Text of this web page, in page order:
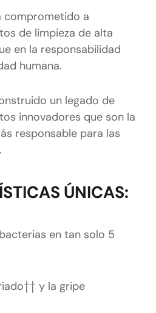
comprometido a
de limpieza de alta
en la responsabilidad
humana.
un legado de
innovadores que son la
responsable para las
ÚNICAS:
en tan solo 5
y la gripe